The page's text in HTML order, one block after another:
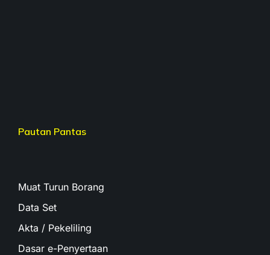
Pautan Pantas
Muat Turun Borang
Data Set
Akta / Pekeliling
Dasar e-Penyertaan